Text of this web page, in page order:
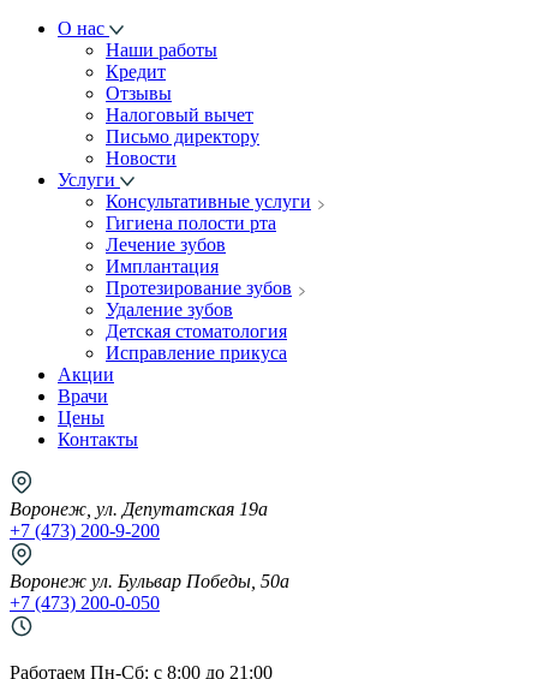
О нас
Наши работы
Кредит
Отзывы
Налоговый вычет
Письмо директору
Новости
Услуги
Консультативные услуги
Гигиена полости рта
Лечение зубов
Имплантация
Протезирование зубов
Удаление зубов
Детская стоматология
Исправление прикуса
Акции
Врачи
Цены
Контакты
Воронеж, ул. Депутатская 19а
+7 (473) 200-9-200
Воронеж ул. Бульвар Победы, 50а
+7 (473) 200-0-050
Работаем Пн-Cб: с 8:00 до 21:00